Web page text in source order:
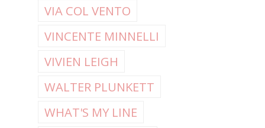
VIA COL VENTO
VINCENTE MINNELLI
VIVIEN LEIGH
WALTER PLUNKETT
WHAT'S MY LINE